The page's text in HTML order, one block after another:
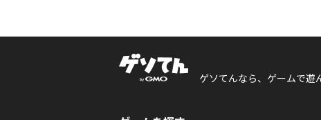
ゲソてんなら、ゲームで遊